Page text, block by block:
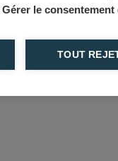
Gérer le consentement
TOUT